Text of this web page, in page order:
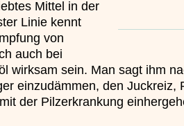
Mittel in der
Linie kennt
von
auch bei
wirksam sein. Man sagt ihm
einzudämmen, den Juckreiz,
der Pilzerkrankung
Erfahrungen mit und Anwendungsweisen von
»»»